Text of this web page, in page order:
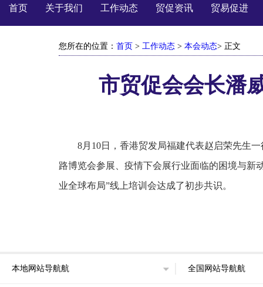
首页 关于我们 工作动态 贸促资讯 贸易促进
您所在的位置： 首页 > 工作动态 > 本会动态> 正文
市贸促会会长潘
8月10日，香港贸发局福建代表赵启荣先生
路博览会参展、疫情下会展行业面临的困境与新
业全球布局”线上培训会达成了初步共识。
本地网站导航航 全国网站导航航